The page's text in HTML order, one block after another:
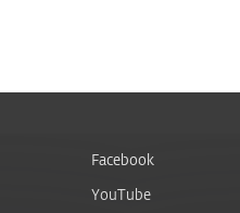
Facebook
YouTube